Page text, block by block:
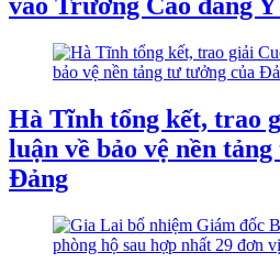
Hà Tĩnh tổng kết, trao
luận về bảo vệ nền
Đảng